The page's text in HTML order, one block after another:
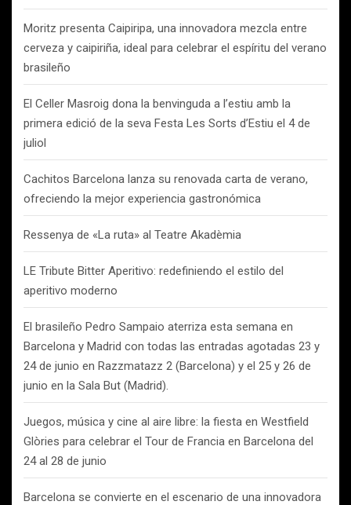
Moritz presenta Caipiripa, una innovadora mezcla entre
cerveza y caipiriña, ideal para celebrar el espíritu del verano
brasileño
El Celler Masroig dona la benvinguda a l’estiu amb la
primera edició de la seva Festa Les Sorts d’Estiu el 4 de
juliol
Cachitos Barcelona lanza su renovada carta de verano,
ofreciendo la mejor experiencia gastronómica
Ressenya de «La ruta» al Teatre Akadèmia
LE Tribute Bitter Aperitivo: redefiniendo el estilo del
aperitivo moderno
El brasileño Pedro Sampaio aterriza esta semana en
Barcelona y Madrid con todas las entradas agotadas 23 y
24 de junio en Razzmatazz 2 (Barcelona) y el 25 y 26 de
junio en la Sala But (Madrid).
Juegos, música y cine al aire libre: la fiesta en Westfield
Glòries para celebrar el Tour de Francia en Barcelona del
24 al 28 de junio
Barcelona se convierte en el escenario de una innovadora